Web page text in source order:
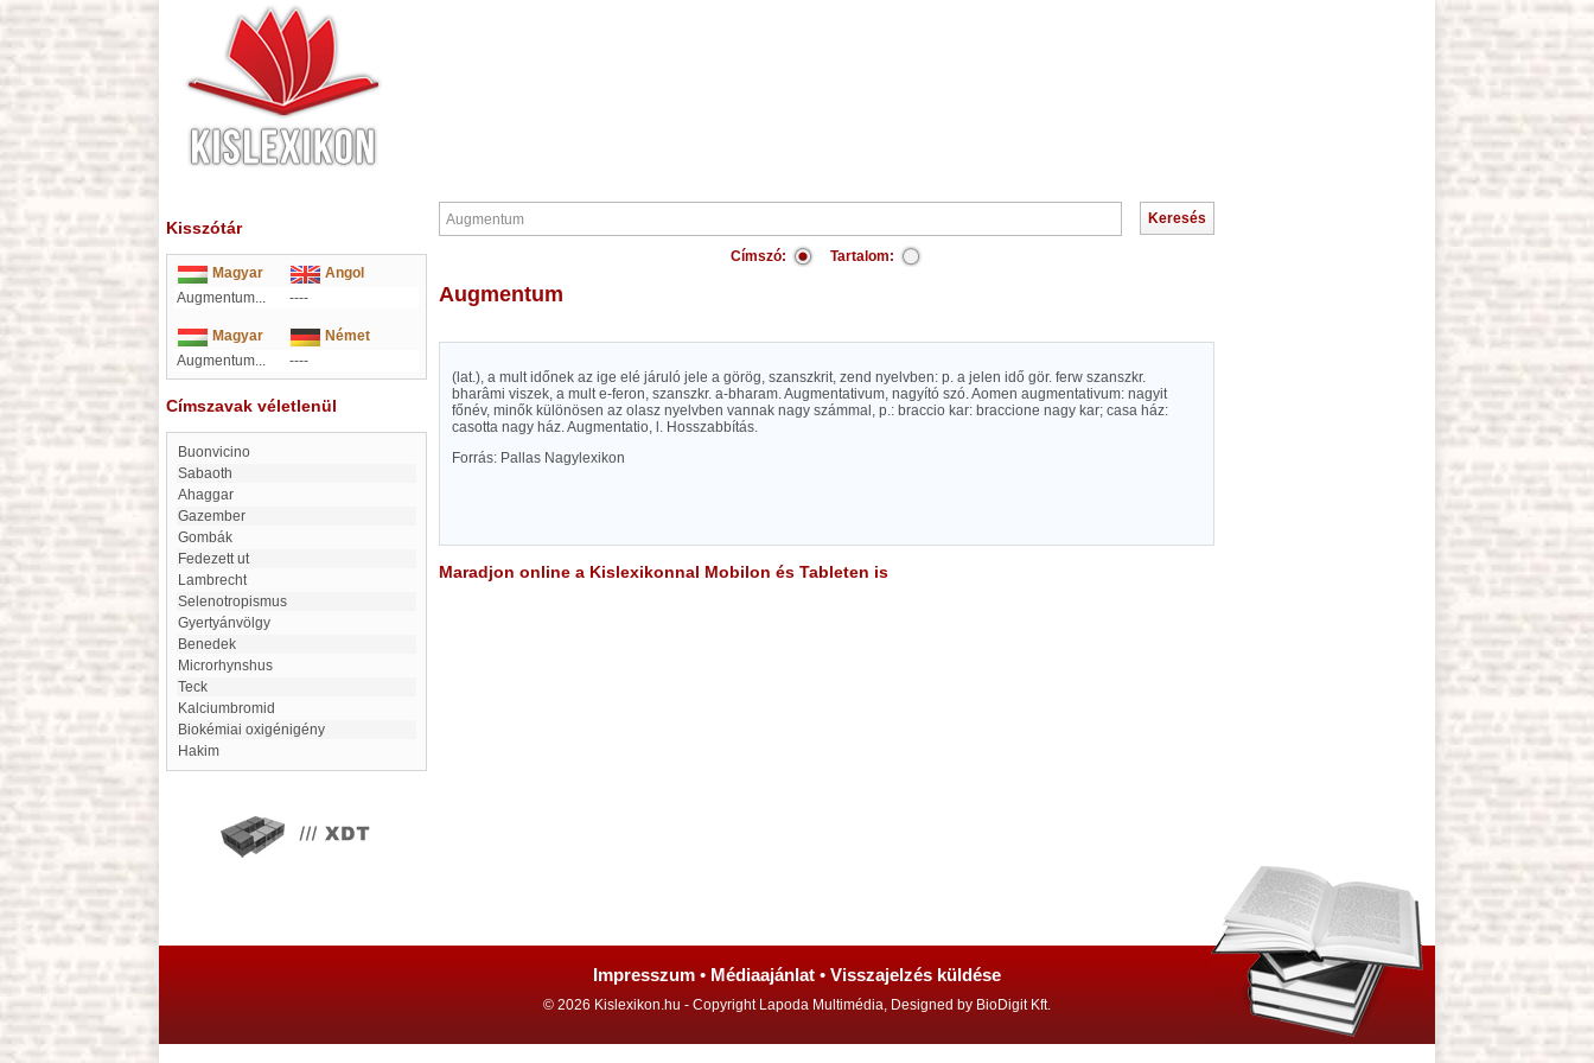
Kisszótár
Magyar
Angol
Augmentum...
----
Magyar
Német
Augmentum...
----
Címszavak véletlenül
Buonvicino
Sabaoth
Ahaggar
Gazember
Gombák
Fedezett ut
Lambrecht
Selenotropismus
Gyertyánvölgy
Benedek
Microrhynshus
Teck
Kalciumbromid
Biokémiai oxigénigény
hakim
Címszó: Tartalom:
Augmentum
(lat.), a mult időnek az ige elé járuló jele a görög, szanszkrit, zend nyelvben: p. a jelen idő gör. ferw szanszkr.
bharâmi viszek, a multe-feron, szanszkr. a-bharam. Augmentativum, nagyító szó. Aomen augmentativum: nagyit
főnév, minők különösen az olasz nyelvben vannak nagy számmal, p.: braccio kar: braccione nagy kar; casa ház:
casotta nagy ház. Augmentatio, l. Hosszabbítás.
Forrás: Pallas Nagylexikon
Maradjon online a Kislexikonnal Mobilon és Tableten is
Impresszum • Médiaajánlat • Visszajelzés küldése
© 2026 Kislexikon.hu - Copyright Lapoda Multimédia, Designed by BioDigit Kft.